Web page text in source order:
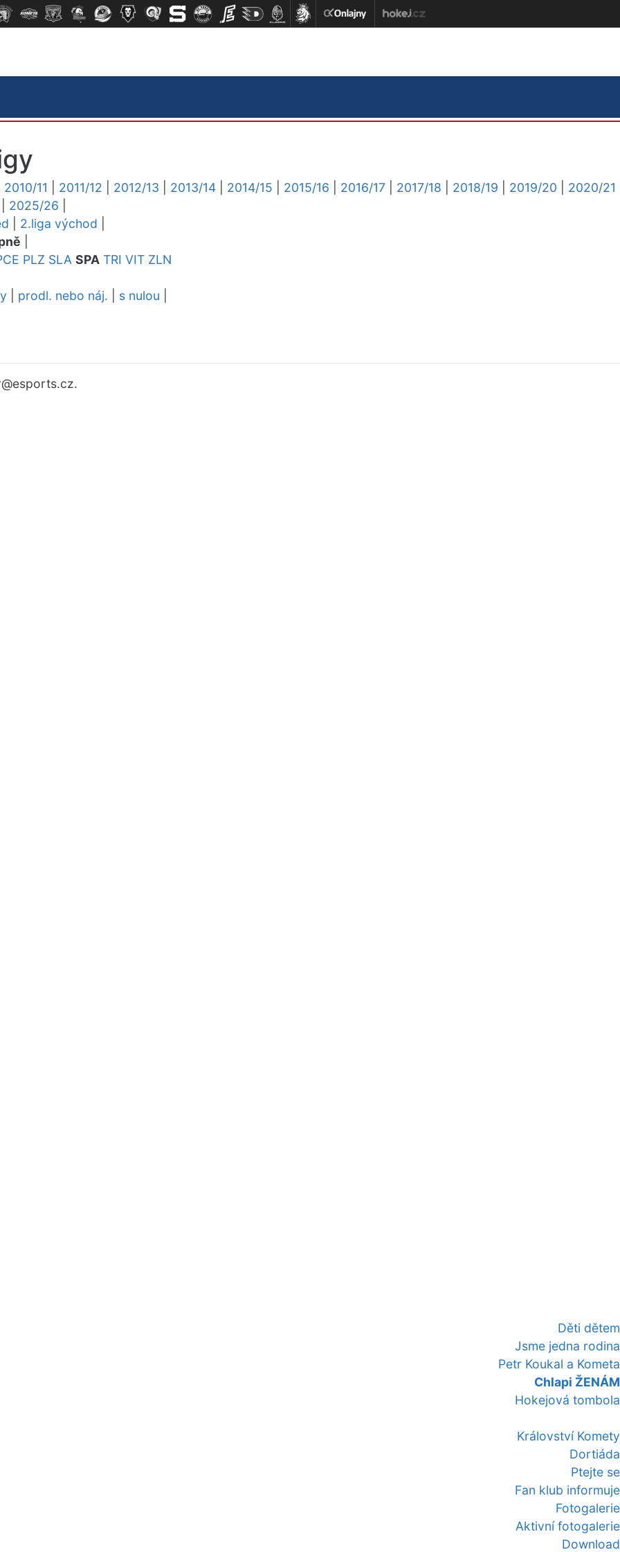
Děti dětem
Jsme jedna rodina
Petr Koukal a Kometa
Chlapi ŽENÁM
Hokejová tombola
Království Komety
Dortiáda
Ptejte se
Fan klub informuje
Fotogalerie
Aktivní fotogalerie
Download
2010/11 2011/12 2012/13 2013/14 2014/15 2015/16 2016/17 2017/18 2018/19 2019/20
2020/21
2025/26
2.liga východ
PLZ SLA SPA TRI VIT ZLN
prodl. nebo náj. s nulou
@esports.cz.